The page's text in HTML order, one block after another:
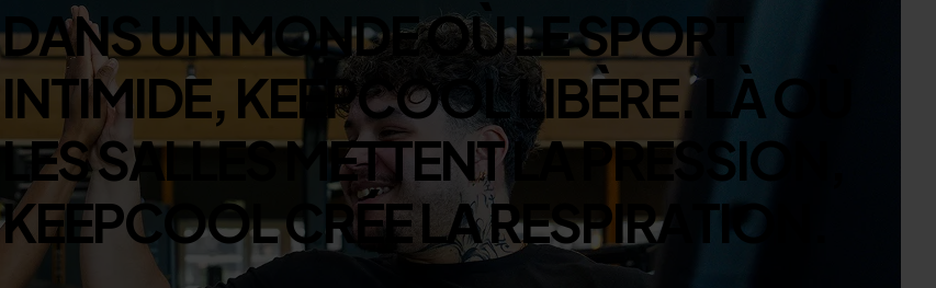
DANSUNMO NDEOÙLESPOR
INTIMIDE,KEEPCOO LLIBÈRE. ÀO
LESSALLESMETTENT LAPRES SIO
KEEPCOOLC RÉELARESPIRA TIO